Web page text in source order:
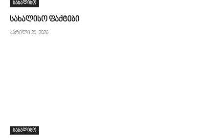
სახალისო
სახალისო ფაქტები
აპრილი 20, 2026
სახალისო